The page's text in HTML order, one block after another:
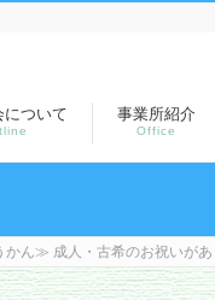
について 事業所紹介
Office
ん≫ 成人・古希のお祝いがあ